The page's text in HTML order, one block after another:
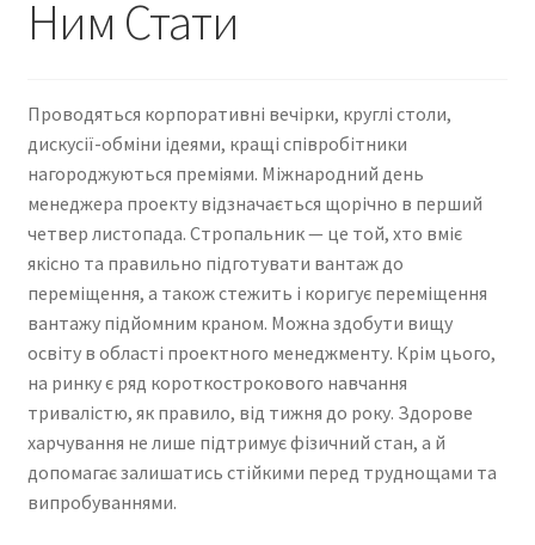
Create Account
End user license agreement
Free Coaching Call
Get Free Samples
Get Started
Join Affiliate Program
Kayla Test Page
Ним Стати
Проводяться корпоративні вечірки, круглі столи,
дискусії-обміни ідеями, кращі співробітники
нагороджуються преміями. Міжнародний день
менеджера проекту відзначається щорічно в перший
четвер листопада. Стропальник — це той, хто вміє
якісно та правильно підготувати вантаж до
переміщення, а також стежить і коригує переміщення
вантажу підйомним краном. Можна здобути вищу
освіту в області проектного менеджменту. Крім цього,
на ринку є ряд короткострокового навчання
тривалістю, як правило, від тижня до року. Здорове
харчування не лише підтримує фізичний стан, а й
допомагає залишатись стійкими перед труднощами та
випробуваннями.